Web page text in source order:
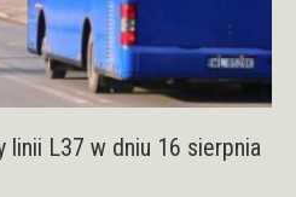
linii L37 w dniu 16 sierpnia